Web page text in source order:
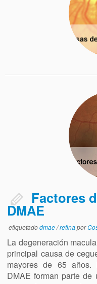
Factores
DMAE
etiquetadodmae/retinapor
La degeneración
principal causa de
mayores de 65 años.
DMAE forman parte